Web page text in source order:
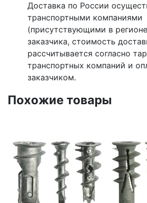
Доставка по России
транспортными компаниями
(присутствующими в
заказчика, стоимость
рассчитывается согласно
транспортных компаний и
заказчиком.
Похожие товары